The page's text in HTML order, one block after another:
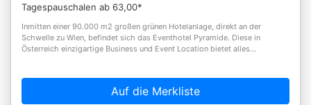
Tagespauschalen ab 63,00*
Inmitten einer 90.000 m2 großen grünen Hotelanlage, direkt an der
Schwelle zu Wien, befindet sich das Eventhotel Pyramide. Diese in
Österreich einzigartige Business und Event Location bietet alles...
Auf die Merkliste